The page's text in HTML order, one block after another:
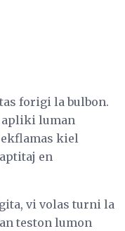
forigi la bulbon.
apliki luman
kiel
en
vi volas turni la
teston lumon